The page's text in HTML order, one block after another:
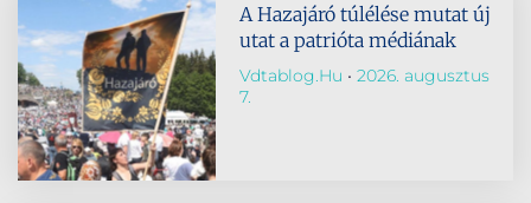
A Hazajáró túlélése mutat új
utat a patrióta médiának
Vdtablog.hu
2026. augusztus
7.